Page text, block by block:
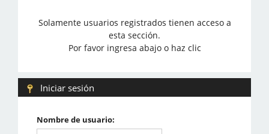
Solamente usuarios registrados tienen acceso a
esta sección.
Por favor ingresa abajo o haz clic
Iniciar sesión
Nombre de usuario: